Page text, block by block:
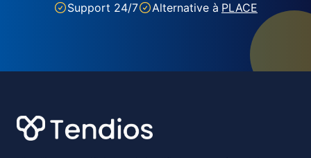
Support 24/7
Alternative à PLACE